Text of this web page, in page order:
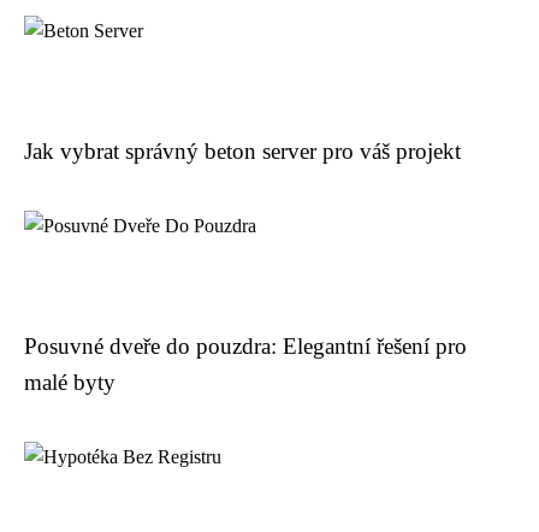
Jak vybrat správný beton server pro váš projekt
Posuvné dveře do pouzdra: Elegantní řešení pro
malé byty